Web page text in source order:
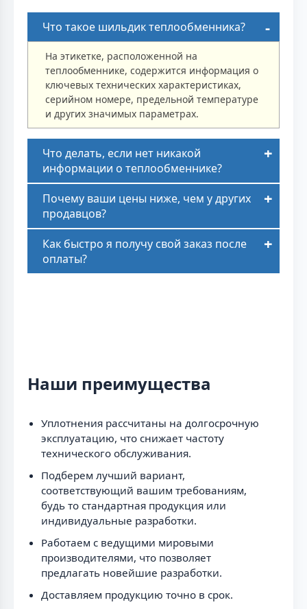
Что такое шильдик теплообменника?
На этикетке, расположенной на
теплообменнике, содержится информация о
ключевых технических характеристиках,
серийном номере, предельной температуре
и других значимых параметрах.
Что делать, если нет никакой
информации о теплообменнике?
Почему ваши цены ниже, чем у других
продавцов?
Как быстро я получу свой заказ после
оплаты?
Наши преимущества
Уплотнения рассчитаны на долгосрочную
эксплуатацию, что снижает частоту
технического обслуживания.
Подберем лучший вариант,
соответствующий вашим требованиям,
будь то стандартная продукция или
индивидуальные разработки.
Работаем с ведущими мировыми
производителями, что позволяет
предлагать новейшие разработки.
Доставляем продукцию точно в срок.